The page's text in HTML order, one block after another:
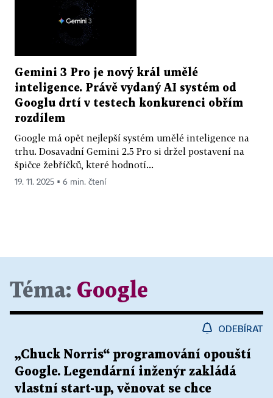
Gemini 3 Pro je nový král umělé
inteligence. Právě vydaný AI systém od
Googlu drtí v testech konkurenci obřím
rozdílem
Google má opět nejlepší systém umělé inteligence na
trhu. Dosavadní Gemini 2.5 Pro si držel postavení na
špičce žebříčků, které hodnotí...
19. 11. 2025 ▪ 6 min. čtení
Téma: Google
ODEBÍRAT
„Chuck Norris“ programování opouští
Google. Legendární inženýr zakládá
vlastní start-up, věnovat se chce